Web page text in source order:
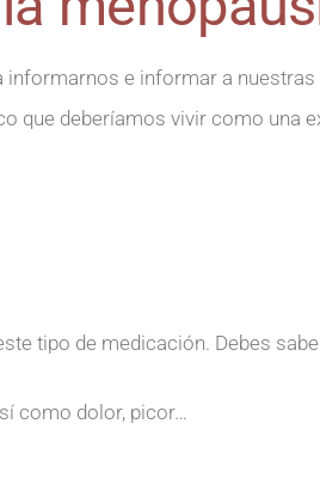
informarnos e informar a nuestras
que deberíamos vivir como una
tipo de medicación. Debes
como dolor, picor…